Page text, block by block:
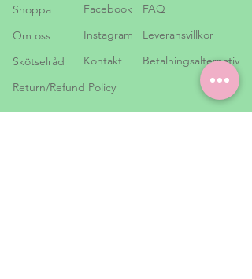
Shoppa
Om oss
Skötselråd
Return/Refund Policy
Facebook
Instagram
Kontakt
FAQ
Leveransvillkor
Betalningsalternativ